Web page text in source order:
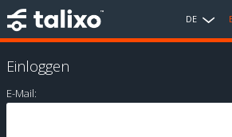
DE
Einloggen
E-Mail: